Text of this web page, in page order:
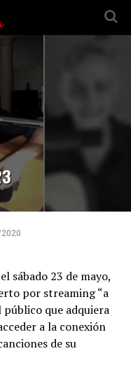
sábado 23 de mayo,
por streaming “a
público que adquiera
a la conexión
de su